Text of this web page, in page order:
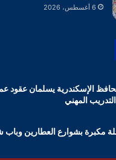
6 أغسطس، 2026
الإسكندرية يسلمان عقود
المهني
مكبرة بشوارع العطارين وباب